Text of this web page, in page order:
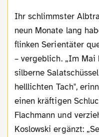
Ihr schlimmster Albtraum ist wahr geworden. Fast
neun Monate lang
flinken Serientäter
– vergeblich. „Im
silberne
helllichten Tach",
einen kräftigen
Flachmann und
Koslowski ergänzt: